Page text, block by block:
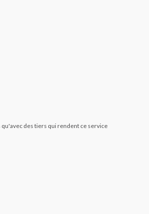
des tiers qui rendent ce service